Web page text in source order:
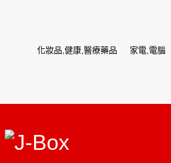
化妝品,健康,醫療藥品 家電,電腦